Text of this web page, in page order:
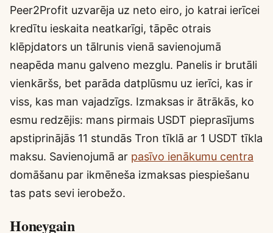
Peer2Profit uzvarēja uz neto eiro, jo katrai ierīcei
kredītu ieskaita neatkarīgi, tāpēc otrais
klēpjdators un tālrunis vienā savienojumā
neapēda manu galveno mezglu. Panelis ir brutāli
vienkāršs, bet parāda datplūsmu uz ierīci, kas ir
viss, kas man vajadzīgs. Izmaksas ir ātrākās, ko
esmu redzējis: mans pirmais USDT pieprasījums
apstiprinājās 11 stundās Tron tīklā ar 1 USDT tīkla
maksu. Savienojumā ar pasīvo ienākumu centra
domāšanu par ikmēneša izmaksas piespiešanu
tas pats sevi ierobežo.
Honeygain